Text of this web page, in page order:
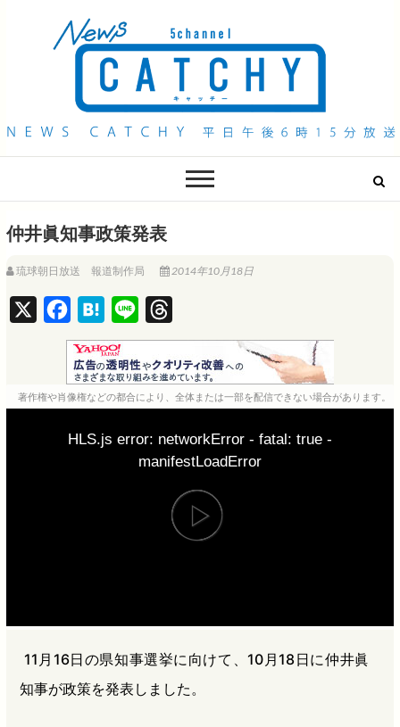
QAB NEWS Headline
仲井眞知事政策発表
琉球朝日放送 報道制作局 2014年10月18日
a
c
e
o
H
a
t
e
a
i
n
e
h
r
e
d
s
著作権や肖像権などの都合により、全体または一部を配信できない場合があります。
HLS.js error: networkError - fatal: true -
manifestLoadError
11月16日の県知事選挙に向けて、10月18日に仲井眞
知事が政策を発表しました。